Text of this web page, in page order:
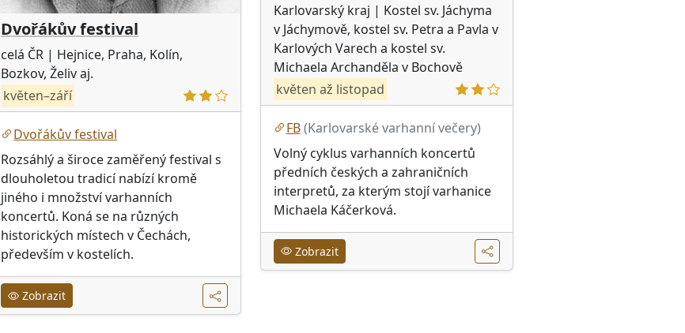
Dvořákův festival
celá ČR | Hejnice, Praha, Kolín,
Bozkov, Želiv aj.
květen–září
Dvořákův festival
Rozsáhlý a široce zaměřený festival s
dlouholetou tradicí nabízí kromě
jiného i množství varhanních
koncertů. Koná se na různých
historických místech v Čechách,
především v kostelích.
Zobrazit
Karlovarský kraj | Kostel sv. Jáchyma
v Jáchymově, kostel sv. Petra a Pavla v
Karlových Varech a kostel sv.
Michaela Archanděla v Bochově
květen až listopad
FB (Karlovarské varhanní večery)
Volný cyklus varhanních koncertů
předních českých a zahraničních
interpretů, za kterým stojí varhanice
Michaela Káčerková.
Zobrazit